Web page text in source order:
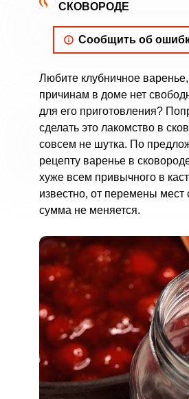
СКОВОРОДЕ
Сообщить об
Любите клубничное
причинам в доме нет
для его приготовления?
сделать это лакомство в
совсем не шутка. По
рецепту варенье в
хуже всем привычного в
известно, от перемены мест
сумма не меняется.